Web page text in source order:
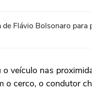
Flávio Bolsonaro para
veículo nas
cerco, o condutor